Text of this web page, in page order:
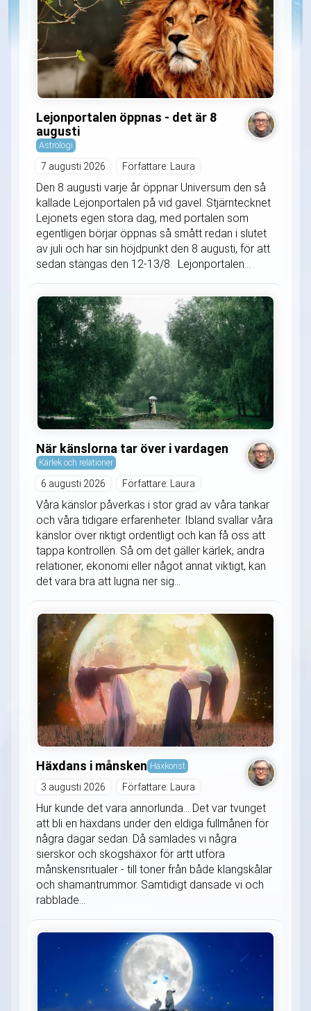
Lejonportalen öppnas - det är 8
augusti
Astrologi
7 augusti 2026 Författare: Laura
Den 8 augusti varje år öppnar Universum den så
kallade Lejonportalen på vid gavel. Stjärntecknet
Lejonets egen stora dag, med portalen som
egentligen börjar öppnas så smått redan i slutet
av juli och har sin höjdpunkt den 8 augusti, för att
sedan stängas den 12-13/8. Lejonportalen...
När känslorna tar över i vardagen
Kärlek och relationer
6 augusti 2026 Författare: Laura
Våra känslor påverkas i stor grad av våra tankar
och våra tidigare erfarenheter. Ibland svallar våra
känslor över riktigt ordentligt och kan få oss att
tappa kontrollen. Så om det gäller kärlek, andra
relationer, ekonomi eller något annat viktigt, kan
det vara bra att lugna ner sig...
Häxdans i månsken Häxkonst
3 augusti 2026 Författare: Laura
Hur kunde det vara annorlunda... Det var tvunget
att bli en häxdans under den eldiga fullmånen för
några dagar sedan. Då samlades vi några
sierskor och skogshäxor för artt utföra
månskensritualer - till toner från både klangskålar
och shamantrummor. Samtidigt dansade vi och
rabblade...